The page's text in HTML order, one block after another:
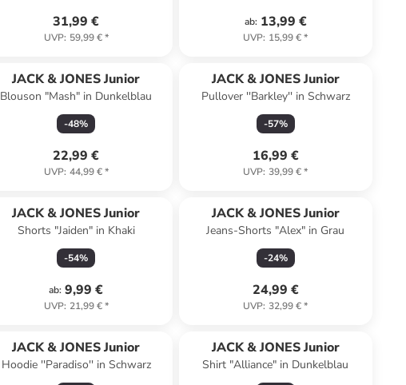
31,99 €
UVP: 59,99 €*
ab: 13,99 €
UVP: 15,99 €*
JACK & JONES Junior
Blouson "Mash" in Dunkelblau
-48%
22,99 €
UVP: 44,99 €*
JACK & JONES Junior
Pullover ''Barkley'' in Schwarz
-57%
16,99 €
UVP: 39,99 €*
JACK & JONES Junior
Shorts "Jaiden" in Khaki
-54%
ab: 9,99 €
UVP: 21,99 €*
JACK & JONES Junior
Jeans-Shorts "Alex" in Grau
-24%
24,99 €
UVP: 32,99 €*
JACK & JONES Junior
Hoodie ''Paradiso'' in Schwarz
JACK & JONES Junior
Shirt "Alliance" in Dunkelblau